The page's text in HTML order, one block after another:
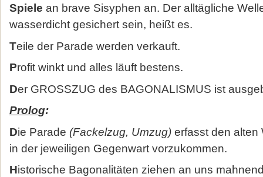
Spiele an brave Sisyphen an. Der alltägliche
wasserdicht gesichert sein, heißt es.
Teile der Parade werden verkauft.
Profit winkt und alles läuft bestens.
Der GROSSZUG des BAGONALISMUS ist
Prolog:
Die Parade (Fackelzug, Umzug) erfasst den alten
in der jeweiligen Gegenwart vorzukommen.
Historische Bagonalitäten ziehen an uns